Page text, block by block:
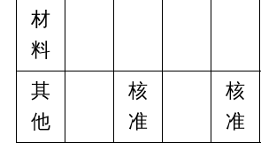
材
料
其
他
核
准
核
准